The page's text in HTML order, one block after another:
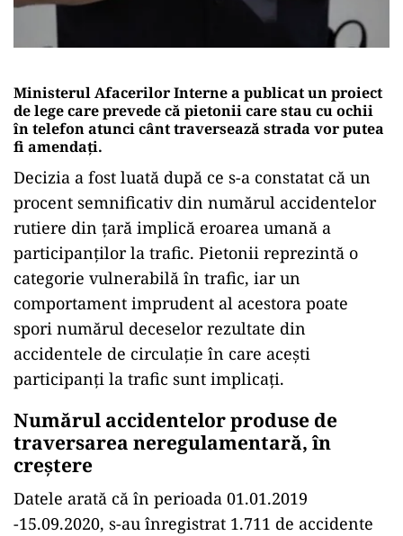
Ministerul Afacerilor Interne a publicat un proiect
de lege care prevede că pietonii care stau cu ochii
în telefon atunci cânt traversează strada vor putea
fi amendați.
Decizia a fost luată după ce s-a constatat că un
procent semnificativ din numărul accidentelor
rutiere din țară implică eroarea umană a
participanților la trafic. Pietonii reprezintă o
categorie vulnerabilă în trafic, iar un
comportament imprudent al acestora poate
spori numărul deceselor rezultate din
accidentele de circulație în care acești
participanți la trafic sunt implicați.
Numărul accidentelor produse de
traversarea neregulamentară, în
creștere
Datele arată că în perioada 01.01.2019
-15.09.2020, s-au înregistrat 1.711 de accidente